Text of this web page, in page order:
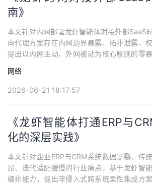
南》
本文针对内网部署龙虾智能体对接外部SaaS
向代理方案存在内网边界暴露、拓扑泄露、
提出以内网主动、外网被动为核心原则的零
单向权限管控多维度拆解防护逻辑，梳理分
回调、多租户隔离等共性难点给出解法。
网络
2026-06-21 18:17:57
《龙虾智能体打通ERP与
化的深层实践》
本文针对企业ERP与CRM系统数据割裂、传
昂、迭代适配缓慢的行业痛点，基于龙虾智
编排能力，提出非侵入式跨系统柔性集成方